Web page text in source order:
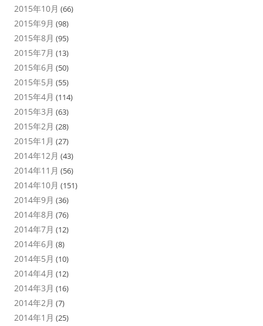
2015年10月 (66)
2015年9月 (98)
2015年8月 (95)
2015年7月 (13)
2015年6月 (50)
2015年5月 (55)
2015年4月 (114)
2015年3月 (63)
2015年2月 (28)
2015年1月 (27)
2014年12月 (43)
2014年11月 (56)
2014年10月 (151)
2014年9月 (36)
2014年8月 (76)
2014年7月 (12)
2014年6月 (8)
2014年5月 (10)
2014年4月 (12)
2014年3月 (16)
2014年2月 (7)
2014年1月 (25)